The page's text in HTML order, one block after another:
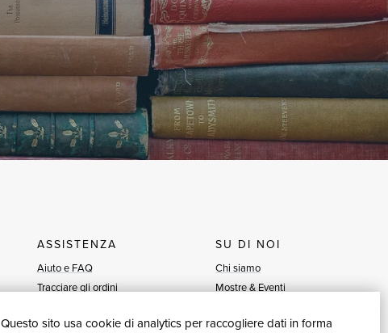
Questo sito usa cookie di analytics per raccogliere dati in forma
ASSISTENZA
Aiuto e FAQ
Tracciare gli ordini
Fatturazione
SU DI NOI
Chi siamo
Mostre & Eventi
Blog